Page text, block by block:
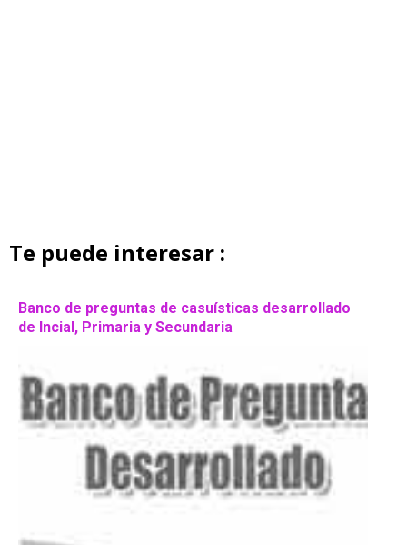
Te puede interesar :
Banco de preguntas de casuísticas desarrollado
de Incial, Primaria y Secundaria